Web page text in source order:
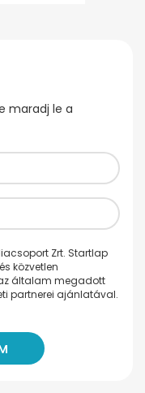
maradj le a
Zrt. Startlap
közvetlen
általam megadott
partnerei ajánlatával.